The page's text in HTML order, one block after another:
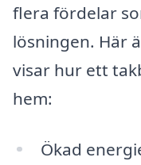
flera fördelar
lösningen. Här
visar hur ett
hem:
Ökad